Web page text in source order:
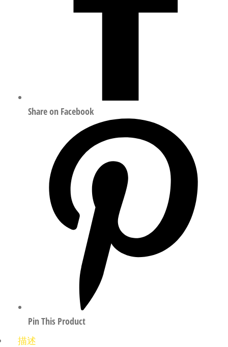
Share on Facebook
Pin This Product
描述